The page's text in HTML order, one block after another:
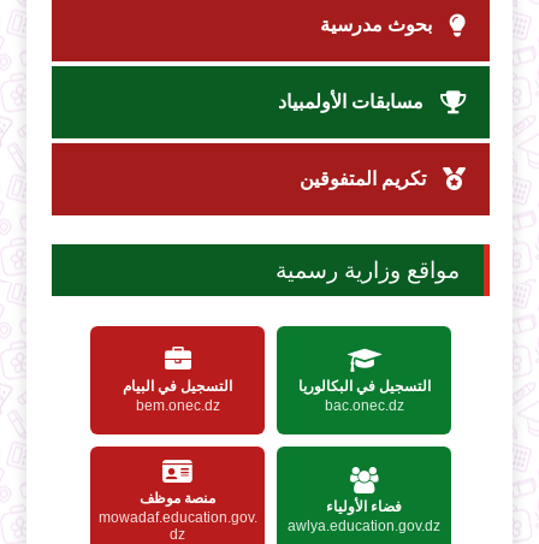
بحوث مدرسية
مسابقات الأولمبياد
تكريم المتفوقين
مواقع وزارية رسمية
التسجيل في البكالوريا
bac.onec.dz
التسجيل في البيام
bem.onec.dz
فضاء الأولياء
awlya.education.gov.dz
منصة موظف
mowadaf.education.gov.
dz